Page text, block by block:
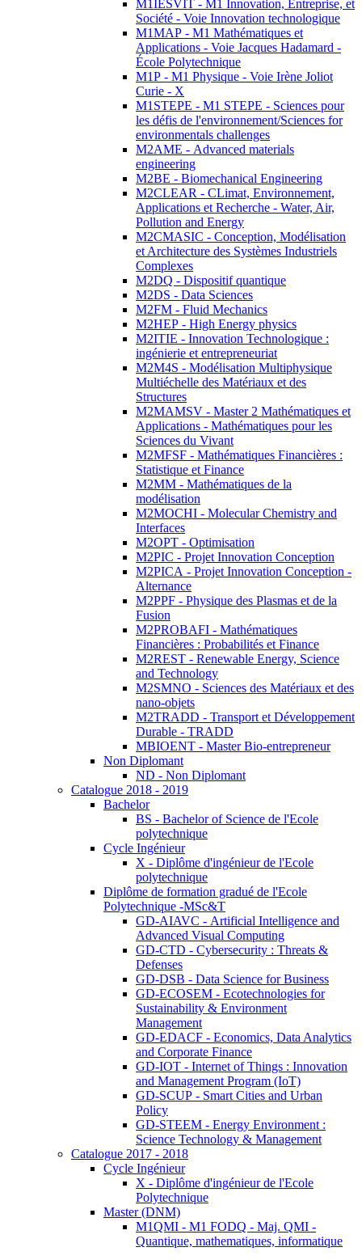
M1IESVIT - M1 Innovation, Entreprise, et
Société - Voie Innovation technologique
M1MAP - M1 Mathématiques et
Applications - Voie Jacques Hadamard -
École Polytechnique
M1P - M1 Physique - Voie Irène Joliot
Curie - X
M1STEPE - M1 STEPE - Sciences pour
les défis de l'environnement/Sciences for
environmentals challenges
M2AME - Advanced materials
engineering
M2BE - Biomechanical Engineering
M2CLEAR - CLimat, Environnement,
Applications et Recherche - Water, Air,
Pollution and Energy
M2CMASIC - Conception, Modélisation
et Architecture des Systèmes Industriels
Complexes
M2DQ - Dispositif quantique
M2DS - Data Sciences
M2FM - Fluid Mechanics
M2HEP - High Energy physics
M2ITIE - Innovation Technologique :
ingénierie et entrepreneuriat
M2M4S - Modélisation Multiphysique
Multiéchelle des Matériaux et des
Structures
M2MAMSV - Master 2 Mathématiques et
Applications - Mathématiques pour les
Sciences du Vivant
M2MFSF - Mathématiques Financières :
Statistique et Finance
M2MM - Mathématiques de la
modélisation
M2MOCHI - Molecular Chemistry and
Interfaces
M2OPT - Optimisation
M2PIC - Projet Innovation Conception
M2PICA - Projet Innovation Conception -
Alternance
M2PPF - Physique des Plasmas et de la
Fusion
M2PROBAFI - Mathématiques
Financières : Probabilités et Finance
M2REST - Renewable Energy, Science
and Technology
M2SMNO - Sciences des Matériaux et des
nano-objets
M2TRADD - Transport et Développement
Durable - TRADD
MBIOENT - Master Bio-entrepreneur
Non Diplomant
ND - Non Diplomant
Catalogue 2018 - 2019
Bachelor
BS - Bachelor of Science de l'Ecole
polytechnique
Cycle Ingénieur
X - Diplôme d'ingénieur de l'Ecole
polytechnique
Diplôme de formation gradué de l'Ecole
Polytechnique -MSc&T
GD-AIAVC - Artificial Intelligence and
Advanced Visual Computing
GD-CTD - Cybersecurity : Threats &
Defenses
GD-DSB - Data Science for Business
GD-ECOSEM - Ecotechnologies for
Sustainability & Environment
Management
GD-EDACF - Economics, Data Analytics
and Corporate Finance
GD-IOT - Internet of Things : Innovation
and Management Program (IoT)
GD-SCUP - Smart Cities and Urban
Policy
GD-STEEM - Energy Environment :
Science Technology & Management
Catalogue 2017 - 2018
Cycle Ingénieur
X - Diplôme d'ingénieur de l'Ecole
Polytechnique
Master (DNM)
M1QMI - M1 FODQ - Maj. QMI -
Quantique, mathematiques, informatique